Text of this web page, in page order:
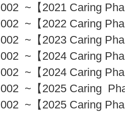
002 ~【2021 Caring
002 ~【2022 Caring
002 ~【2023 Caring
002 ~【2024 Caring
002 ~【2024 Caring
002 ~【2025 Caring
002 ~【2025 Caring